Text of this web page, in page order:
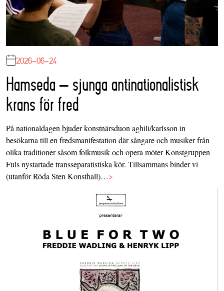
2026-06-24
Hamseda – sjunga antinationalistisk
krans för fred
På nationaldagen bjuder konstnärsduon aghili/karlsson in
besökarna till en fredsmanifestation där sångare och musiker från
olika traditioner såsom folkmusik och opera möter Konstgruppen
Fuls nystartade transseparatistiska kör. Tillsammans binder vi
(utanför Röda Sten Konsthall)…>